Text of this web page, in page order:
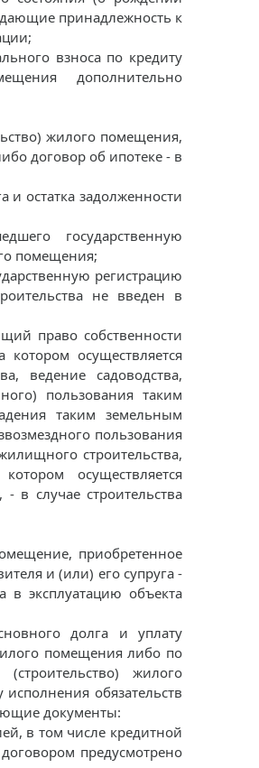
принадлежность к
взноса по кредиту
дополнительно
жилого помещения,
договор об ипотеке - в
и остатка задолженности
государственную
помещения;
регистрацию
не введен в
право собственности
осуществляется
ведение садоводства,
пользования таким
таким земельным
пользования
строительства,
осуществляется
в случае строительства
приобретенное
и (или) его супруга -
эксплуатацию объекта
долга и уплату
помещения либо по
жилого
обязательств
документы:
в том числе кредитной
предусмотрено